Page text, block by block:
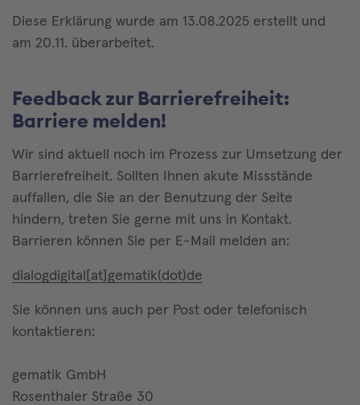
Diese Erklärung wurde am 13.08.2025 erstellt und
am 20.11. überarbeitet.
Feedback zur Barrierefreiheit:
Barriere melden!
Wir sind aktuell noch im Prozess zur Umsetzung der
Barrierefreiheit. Sollten Ihnen akute Missstände
auffallen, die Sie an der Benutzung der Seite
hindern, treten Sie gerne mit uns in Kontakt.
Barrieren können Sie per E-Mail melden an:
dialogdigital[at]gematik(dot)de
Sie können uns auch per Post oder telefonisch
kontaktieren:
gematik GmbH
Rosenthaler Straße 30